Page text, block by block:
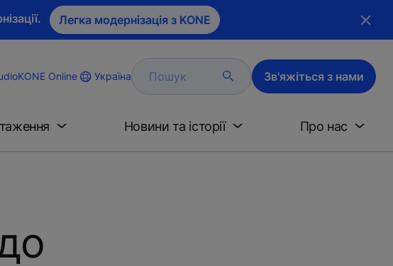
Легка модернізація з KONE
KONE Online Україна Пошук Зв'яжіться з нами
Новини та історії Про нас